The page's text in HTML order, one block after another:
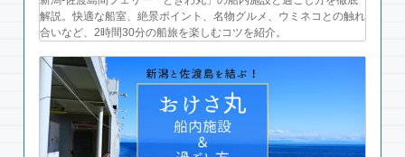
解説。快適な船室、絶景ポイント、名物グルメ、ウミネコとの触れ
合いなど、2時間30分の船旅を楽しむコツを紹介。